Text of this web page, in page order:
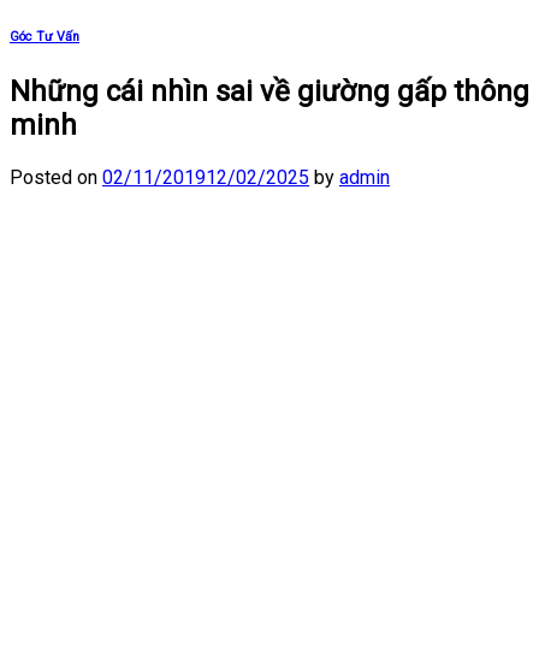
Góc Tư Vấn
Những cái nhìn sai về giường gấp thông
minh
Posted on 02/11/201912/02/2025 by admin